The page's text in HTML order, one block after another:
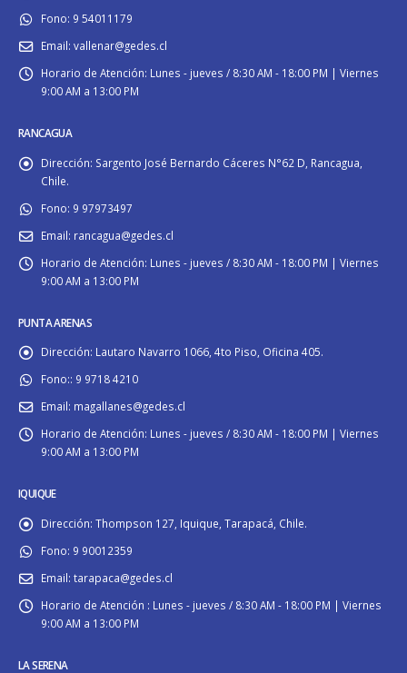
Fono: 9 54011179
Email: vallenar@gedes.cl
Horario de Atención: Lunes - jueves / 8:30 AM - 18:00 PM | Viernes
9:00 AM a 13:00 PM
RANCAGUA
Dirección: Sargento José Bernardo Cáceres N°62 D, Rancagua,
Chile.
Fono: 9 97973497
Email: rancagua@gedes.cl
Horario de Atención: Lunes - jueves / 8:30 AM - 18:00 PM | Viernes
9:00 AM a 13:00 PM
PUNTA ARENAS
Dirección: Lautaro Navarro 1066, 4to Piso, Oficina 405.
Fono:: 9 9718 4210
Email: magallanes@gedes.cl
Horario de Atención: Lunes - jueves / 8:30 AM - 18:00 PM | Viernes
9:00 AM a 13:00 PM
IQUIQUE
Dirección: Thompson 127, Iquique, Tarapacá, Chile.
Fono: 9 90012359
Email: tarapaca@gedes.cl
Horario de Atención : Lunes - jueves / 8:30 AM - 18:00 PM | Viernes
9:00 AM a 13:00 PM
LA SERENA